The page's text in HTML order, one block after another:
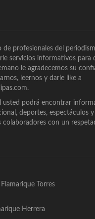
de profesionales del
servicios informativos para
le agradecemos su
leernos y darle like a
usted podrá encontrar
deportes, espectáculos
colaboradores con un
Torres
Herrera